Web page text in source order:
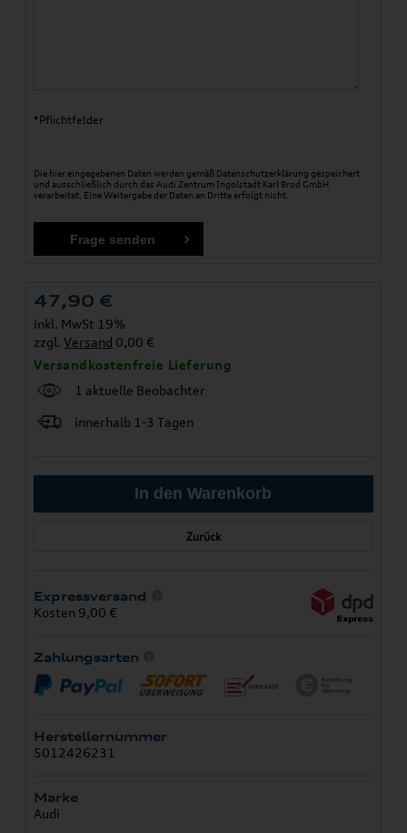
*Pflichtfelder
Die hier eingegebenen Daten werden gemäß Datenschutzerklärung gespeichert
und ausschließlich durch das Audi Zentrum Ingolstadt Karl Brod GmbH
verarbeitet. Eine Weitergabe der Daten an Dritte erfolgt nicht.
47,90 €
inkl. MwSt 19%
zzgl.Versand 0,00 €
Versandkostenfreie Lieferung
1 aktuelle Beobachter
innerhalb 1-3 Tagen
Zurück
Expressversand
Kosten 9,00 €
Zahlungsarten
Herstellernummer
5012426231
Marke
Audi